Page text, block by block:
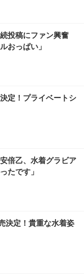
投稿にファン興奮
おっぱい」
定！プライベートシ
倍乙、水着グラビア
たです」
決定！貴重な水着姿